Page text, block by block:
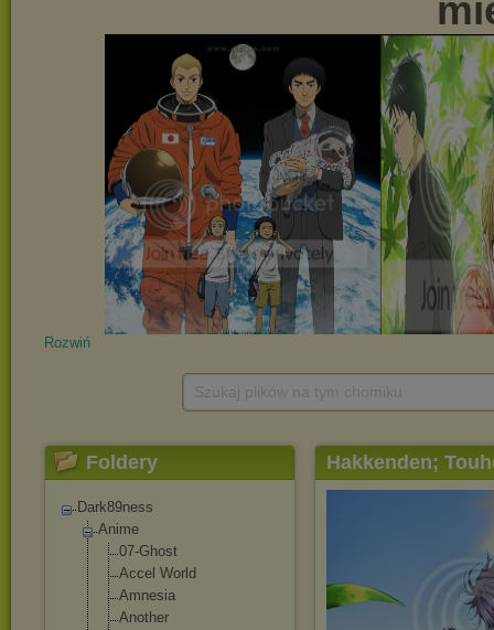
Rozwiń
Foldery
Dark89ness
Anime
07-Ghost
Accel World
Amnesia
Another
Hakkenden;